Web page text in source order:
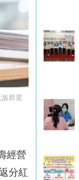
群需
經營
分紅